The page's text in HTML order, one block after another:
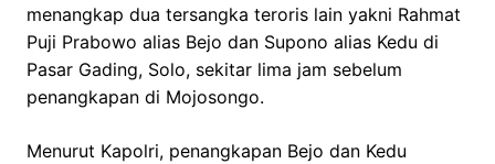
menangkap dua tersangka teroris lain yakni Rahmat
Puji Prabowo alias Bejo dan Supono alias Kedu di
Pasar Gading, Solo, sekitar lima jam sebelum
penangkapan di Mojosongo.
Menurut Kapolri, penangkapan Bejo dan Kedu